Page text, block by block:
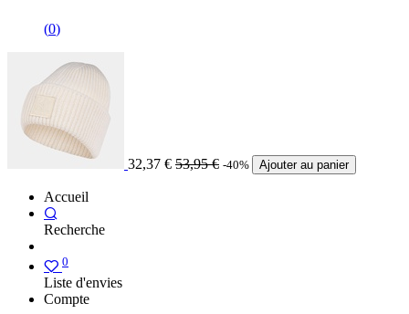
(0)
32,37 € 53,95€ -40% Ajouter au panier
Accueil
Recherche
0
Liste d'envies
Compte